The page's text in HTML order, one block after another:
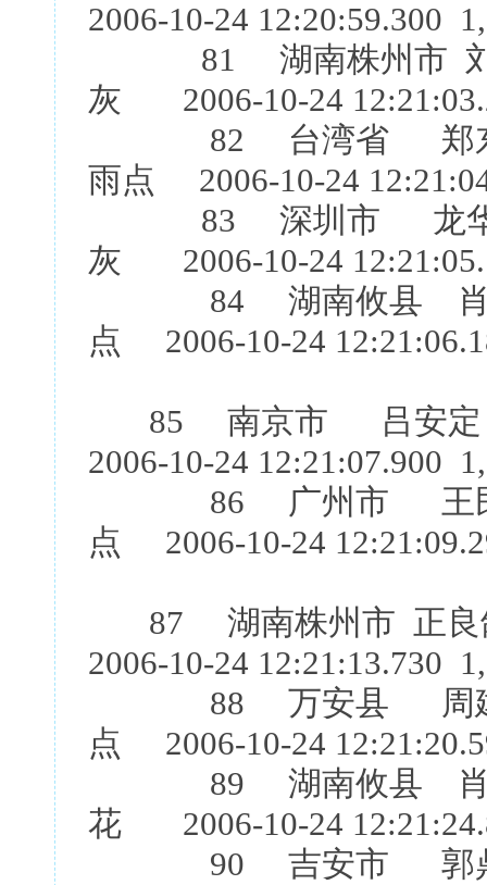
2006-10-24 12:20:59.300
81 湖南株州市
灰 2006-10-24
82 台湾省 郑
雨点 2006-10-24
83 深圳市 龙
灰 2006-10-24
84 湖南攸县
点 2006-10-24
85 南京市 吕安
2006-10-24 12:21:07.900
86 广州市 王
点 2006-10-24
87 湖南株州市
2006-10-24 12:21:13.730
88 万安县 周
点 2006-10-24
89 湖南攸县
花 2006-10-24
90 吉安市 郭鼎